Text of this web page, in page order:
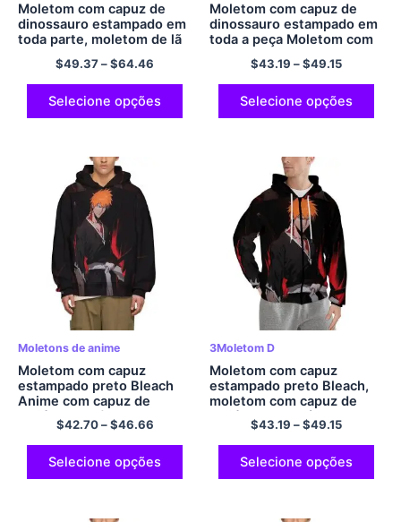
Moletom com capuz de
dinossauro estampado em
toda parte, moletom de lã
quente com capuz de
dinossauro, moletom
grande tamanho UE,
moletom adulto
confortável com bolso,
$49.37–$64.46
Selecione opções
Moletom com capuz de
dinossauro estampado em
toda a peça Moletom com
capuz de dinossauro de lã
quente Moletom grande
tamanho UE Moletom
adulto confortável com
bolso de poliéster com
$43.19 –$49.15
Selecione opções
Moletons de anime
Moletom com capuz
estampado preto Bleach
Anime com capuz de
poliéster pulôver com
$42.70–$46.66
Selecione opções
3Moletom D
Moletom com capuz
estampado preto Bleach,
moletom com capuz de
poliéster com zíper,
amante de anime, moletom
com capuz para amantes
de Bleach
$43.19 –$49.15
Selecione opções